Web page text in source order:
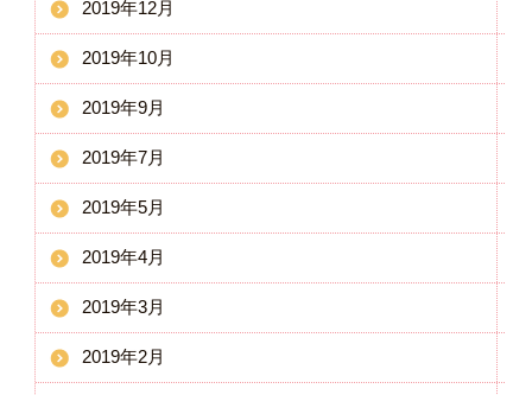
2019年12月
2019年10月
2019年9月
2019年7月
2019年5月
2019年4月
2019年3月
2019年2月